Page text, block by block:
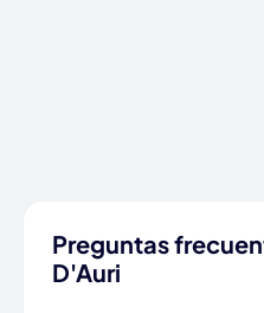
Preguntas
D'Auri